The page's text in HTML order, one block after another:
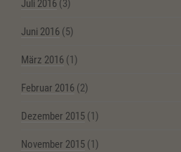
Juli 2016 (3)
Juni 2016 (5)
März 2016 (1)
Februar 2016 (2)
Dezember 2015 (1)
November 2015 (1)